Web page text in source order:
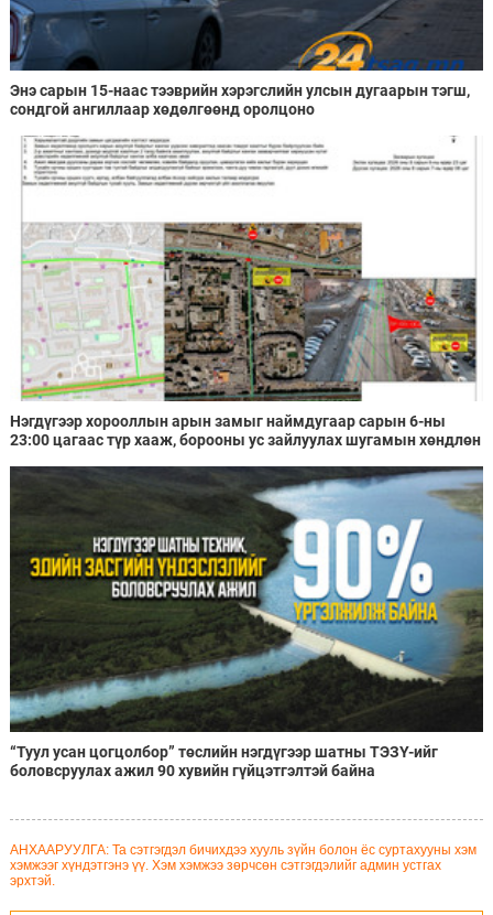
Энэ сарын 15-наас тээврийн хэрэгслийн улсын дугаарын тэгш,
сондгой ангиллаар хөдөлгөөнд оролцоно
Нэгдүгээр хорооллын арын замыг наймдугаар сарын 6-ны
23:00 цагаас түр хааж, борооны ус зайлуулах шугамын хөндлөн
“Туул усан цогцолбор” төслийн нэгдүгээр шатны ТЭЗҮ-ийг
боловсруулах ажил 90 хувийн гүйцэтгэлтэй байна
АНХААРУУЛГА: Та сэтгэгдэл бичихдээ хууль зүйн болон ёс суртахууны хэм
хэмжээг хүндэтгэнэ үү. Хэм хэмжээ зөрчсөн сэтгэгдэлийг админ устгах
эрхтэй.